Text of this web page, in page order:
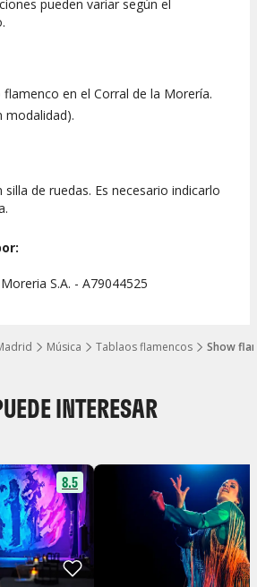
nivelesMúsica Tablaos flamencos Show
pueden variar según el
flamenco en el Corral de la Morería.
modalidad).
silla de ruedas. Es necesario indicarlo
S.A. - A79044525
INTERESAR
8.5